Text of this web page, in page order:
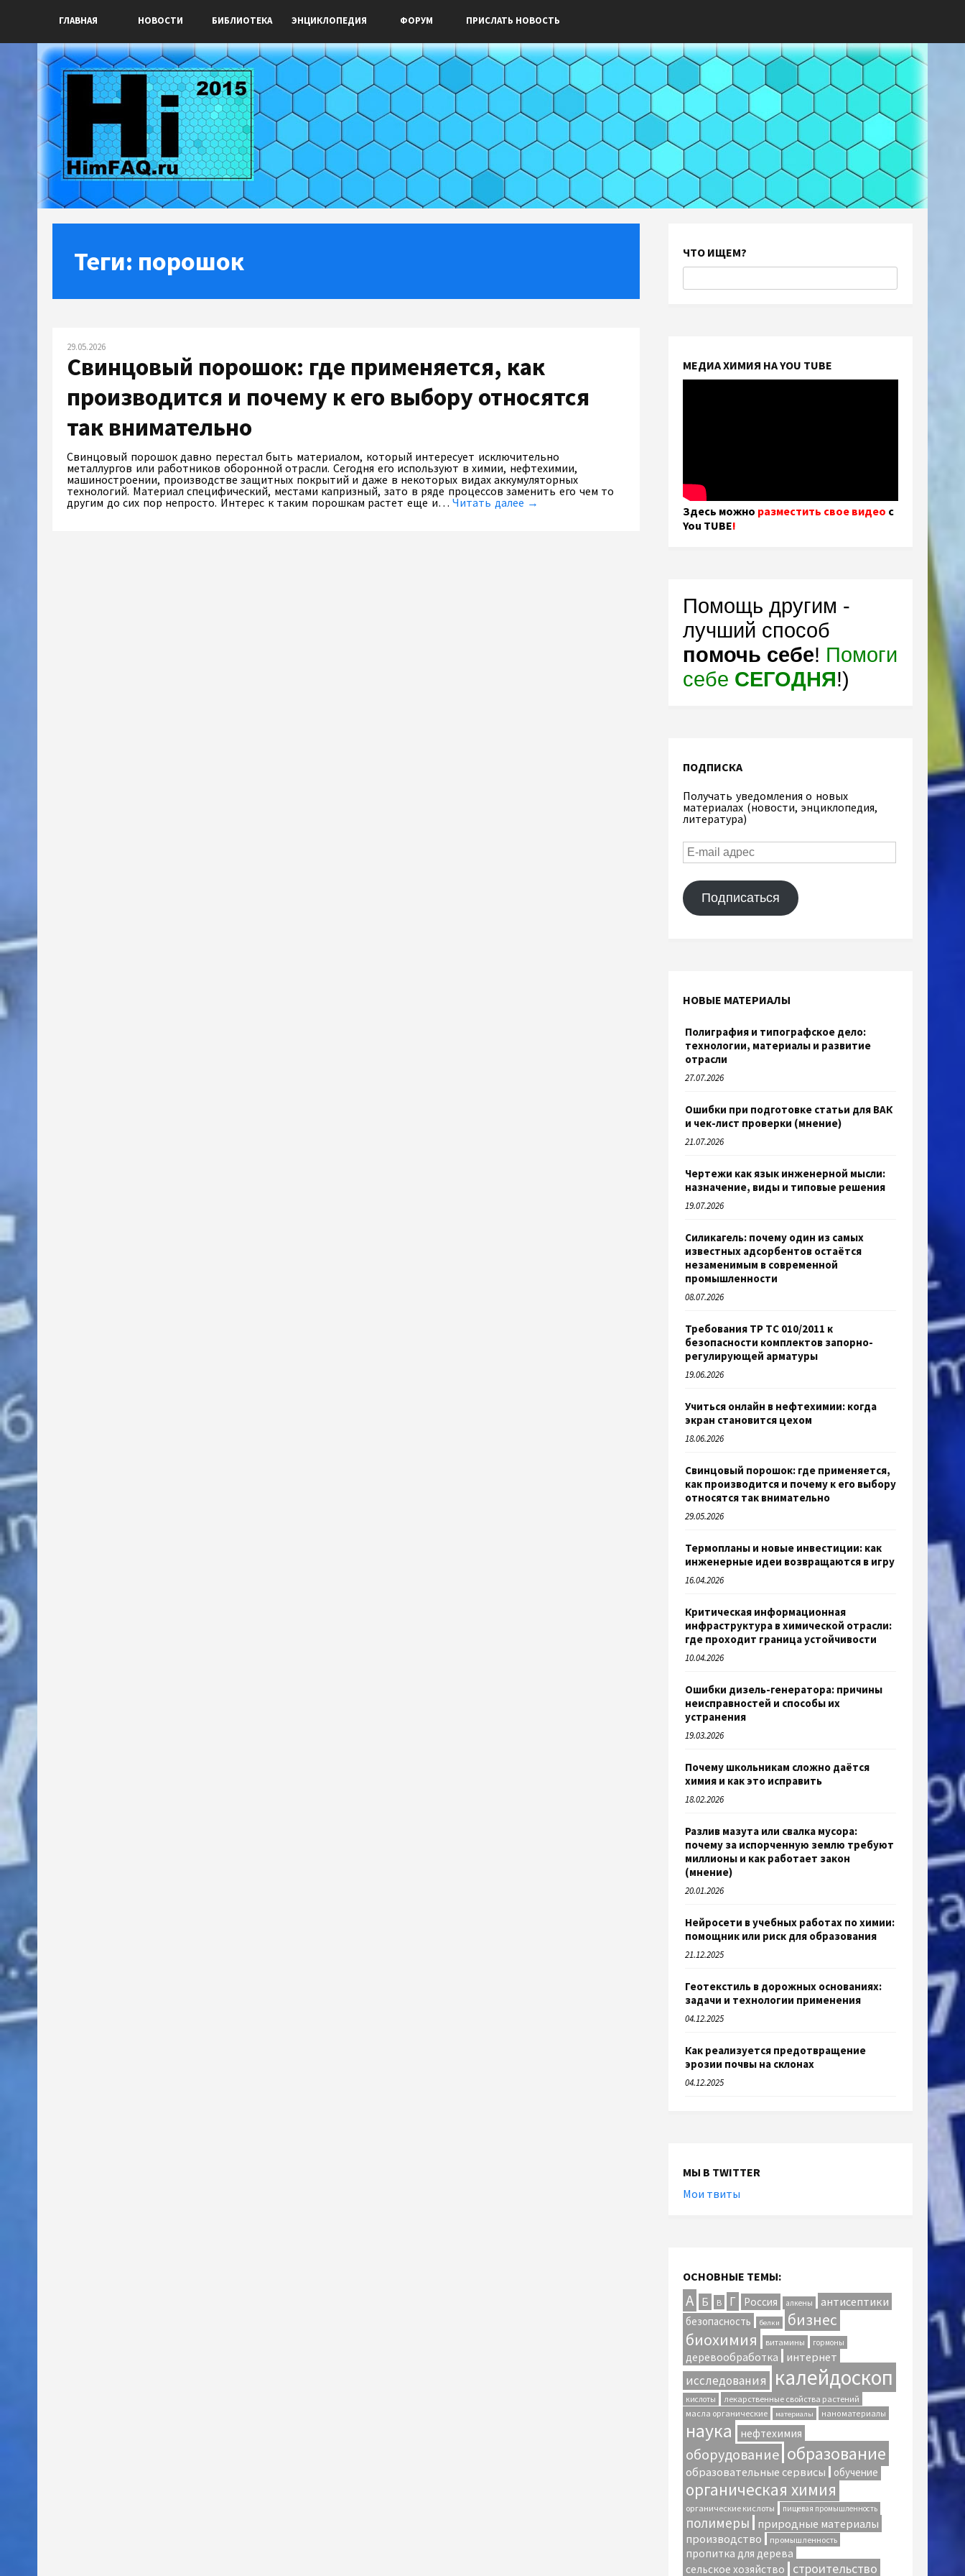
ГЛАВНАЯ НОВОСТИ БИБЛИОТЕКА ЭНЦИКЛОПЕДИЯ ФОРУМ ПРИСЛАТЬ НОВОСТЬ
Теги: порошок
29.05.2026
Свинцовый порошок: где применяется, как
производится и почему к его выбору относятся
так внимательно
Свинцовый порошок давно перестал быть материалом, который интересует исключительно
металлургов или работников оборонной отрасли. Сегодня его используют в химии, нефтехимии,
машиностроении, производстве защитных покрытий и даже в некоторых видах аккумуляторных
технологий. Материал специфический, местами капризный, зато в ряде процессов заменить его чем то
другим до сих пор непросто. Интерес к таким порошкам растет еще и…Читать далее →
ЧТО ИЩЕМ?
МЕДИА ХИМИЯ НА YOU TUBE
Здесь можно разместить свое видео с
You TUBE!
Помощь другим -
лучший способ
помочь себе! Помоги
себе СЕГОДНЯ!)
ПОДПИСКА
Получать уведомления о новых
материалах (новости, энциклопедия,
литература)
Подписаться
НОВЫЕ МАТЕРИАЛЫ
Полиграфия и типографское дело:
технологии, материалы и развитие
отрасли
27.07.2026
Ошибки при подготовке статьи для ВАК
и чек-лист проверки (мнение)
21.07.2026
Чертежи как язык инженерной мысли:
назначение, виды и типовые решения
19.07.2026
Силикагель: почему один из самых
известных адсорбентов остаётся
незаменимым в современной
промышленности
08.07.2026
Требования ТР ТС 010/2011 к
безопасности комплектов запорно-
регулирующей арматуры
19.06.2026
Учиться онлайн в нефтехимии: когда
экран становится цехом
18.06.2026
Свинцовый порошок: где применяется,
как производится и почему к его выбору
относятся так внимательно
29.05.2026
Термопланы и новые инвестиции: как
инженерные идеи возвращаются в игру
16.04.2026
Критическая информационная
инфраструктура в химической отрасли:
где проходит граница устойчивости
10.04.2026
Ошибки дизель-генератора: причины
неисправностей и способы их
устранения
19.03.2026
Почему школьникам сложно даётся
химия и как это исправить
18.02.2026
Разлив мазута или свалка мусора:
почему за испорченную землю требуют
миллионы и как работает закон
(мнение)
20.01.2026
Нейросети в учебных работах по химии:
помощник или риск для образования
21.12.2025
Геотекстиль в дорожных основаниях:
задачи и технологии применения
04.12.2025
Как реализуется предотвращение
эрозии почвы на склонах
04.12.2025
МЫ В TWITTER
Мои твиты
ОСНОВНЫЕ ТЕМЫ:
А Б В Г Россия алкены антисептики
безопасность белки бизнес
биохимия витамины гормоны
деревообработка интернет
исследования калейдоскоп
кислоты
лекарственные свойства растений
масла органические
материалы наноматериалы
наука нефтехимия
оборудование образование
образовательные сервисы обучение
органическая химия
органические кислоты пищевая промышленность
полимеры
природные материалы
производство
промышленность
пропитка для дерева
сельское хозяйство
строительство